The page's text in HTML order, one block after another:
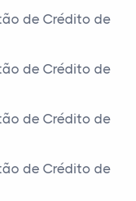
de Crédito de
de Crédito de
de Crédito de
de Crédito de